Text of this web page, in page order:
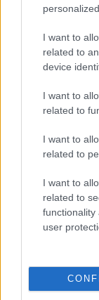
I want to
related to
device
I want to
related to
I want to
related to
I want to
related to
functionality
user